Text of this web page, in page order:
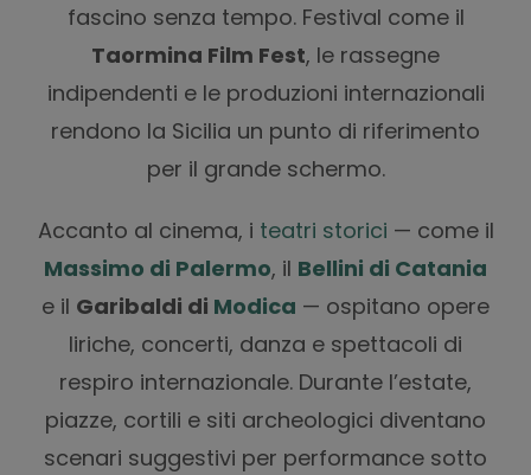
fascino senza tempo. Festival come il
Taormina Film Fest, le rassegne
indipendenti e le produzioni internazionali
rendono la Sicilia un punto di riferimento
per il grande schermo.
Accanto al cinema, i teatri storici — come il
Massimo di Palermo, il Bellini di Catania
e il Garibaldi di Modica — ospitano opere
liriche, concerti, danza e spettacoli di
respiro internazionale. Durante l’estate,
piazze, cortili e siti archeologici diventano
scenari suggestivi per performance sotto